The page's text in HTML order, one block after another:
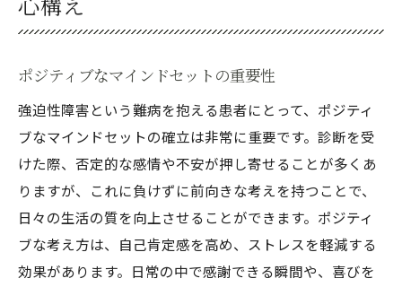
ポジティブなマインドセットの重要性
強迫性障害という難病を抱える患者にとって、ポジティ
ブなマインドセットの確立は非常に重要です。診断を受
けた際、否定的な感情や不安が押し寄せることが多くあ
りますが、これに負けずに前向きな考えを持つことで、
日々の生活の質を向上させることができます。ポジティ
ブな考え方は、自己肯定感を高め、ストレスを軽減する
効果があります。日常の中で感謝できる瞬間や、喜びを